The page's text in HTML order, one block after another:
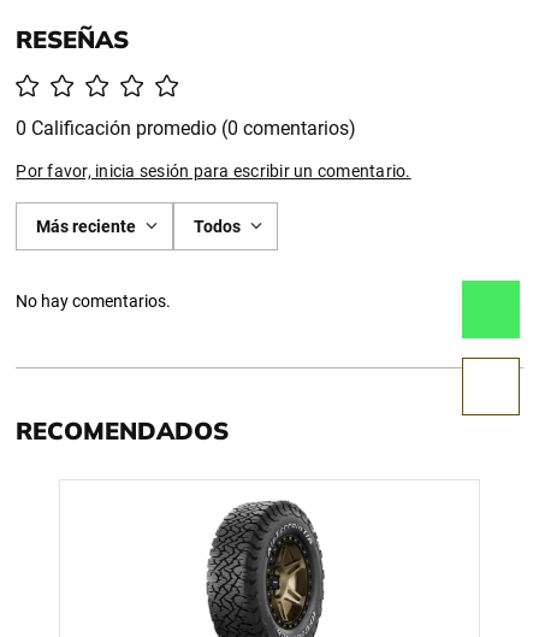
0 Calificación promedio (0 comentarios)
Por favor, inicia sesión para escribir un comentario.
Más reciente Todos
No hay comentarios.
RECOMENDADOS